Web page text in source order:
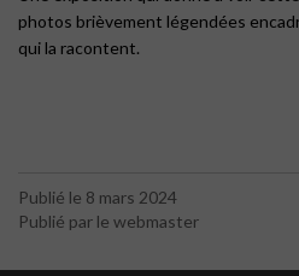
photos brièvement légendées
qui la racontent.
Publié le 8 mars 2024
Publié par le webmaster